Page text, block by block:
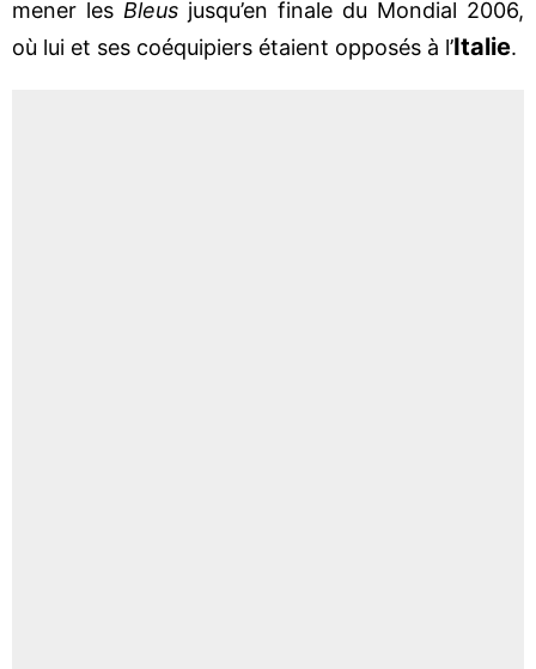
mener les Bleus jusqu’en finale du Mondial 2006,
où lui et ses coéquipiers étaient opposés à l’Italie.